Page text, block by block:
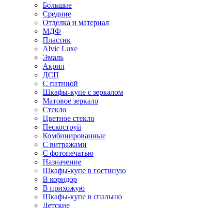
Большие
Средние
Отделка и материал
МДФ
Пластик
Alvic Luxe
Эмаль
Акрил
ДСП
С патиной
Шкафы-купе с зеркалом
Матовое зеркало
Стекло
Цветное стекло
Пескоструй
Комбинированные
С витражами
С фотопечатью
Назначение
Шкафы-купе в гостиную
В коридор
В прихожую
Шкафы-купе в спальню
Детские